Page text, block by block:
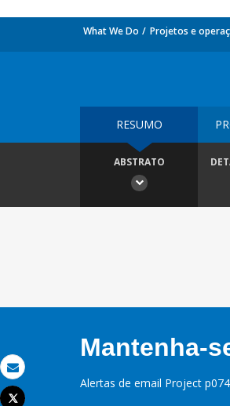
Email
Tweet
What We Do Projetos e
RESUMO
ABSTRATO
Mantenha-
Alertas de email Project